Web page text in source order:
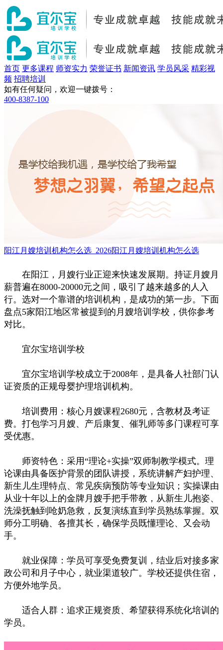
首页 更多课程 师资实力 荣誉证书 新闻资讯 学员风采 精彩视
频 招聘培训
如有任何疑问，欢迎一键拨号：
400-8387-100
阳江月嫂培训机构怎么选_2026阳江月嫂培训机构怎么选
在阳江，月嫂行业正迎来快速发展期。持证月嫂月
薪普遍在8000-20000元之间，吸引了越来越多的人入
行。选对一个靠谱的培训机构，是成功的第一步。下面
盘点5家阳江地区常被提到的月嫂培训学校，供你参考
对比。
宜尔宝培训学校
宜尔宝培训学校成立于2008年，是具备人社部门认
证资质的正规母婴护理培训机构。
培训费用：核心月嫂课程2680元，含教材及考证
费。打包学习月嫂、产后康复、催乳师等多门课程可享
受优惠。
师资特色：采用“理论+实操”双师制教学模式。理
论课由具备医护背景的团队讲授，系统讲解产妇护理、
新生儿生理特点、常见疾病预防等专业知识；实操课由
从业十年以上的金牌月嫂手把手带教，从新生儿抱姿、
洗澡抚触到呛奶急救，反复演练直到学员熟练掌握。双
师分工明确、各擅其长，确保学员既懂理论、又会动
手。
就业保障：学员可享受免费复训，结业后对接多家
政公司和月子中心，就业渠道较广。学校还提供住宿，
方便外地学员。
适合人群：追求正规资质、希望获得系统化培训的
学员。